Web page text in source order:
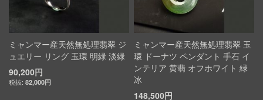
ミャンマー産天然無処理翡翠 ジ
ュエリー リング 玉環 明緑 淡緑
90,200円
82,000円
ミャンマー産天然無処理翡翠 玉
環 ドーナツ ペンダント 手石 イ
ンテリア 黄翡 オフホワイト 緑
冰
148,500円